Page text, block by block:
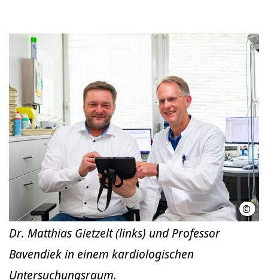
©
Dr. Matthias Gietzelt (links) und Professor
Bavendiek in einem kardiologischen
Untersuchungsraum.